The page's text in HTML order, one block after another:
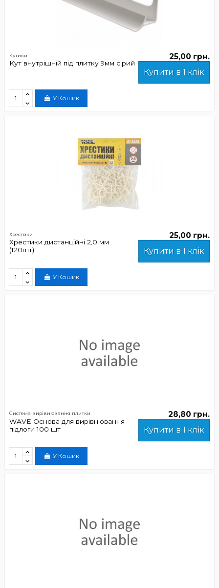
Кутики
Кут внутрішній під плитку 9мм сірий
25,00 грн.
Купити в 1 клік
У Кошик
Хрестики
Хрестики дистанційні 2,0 мм
(120шт)
25,00 грн.
Купити в 1 клік
У Кошик
Система вирівнювання плитки
WAVE Основа для вирівнювання
підлоги 100 шт
28,80 грн.
Купити в 1 клік
У Кошик